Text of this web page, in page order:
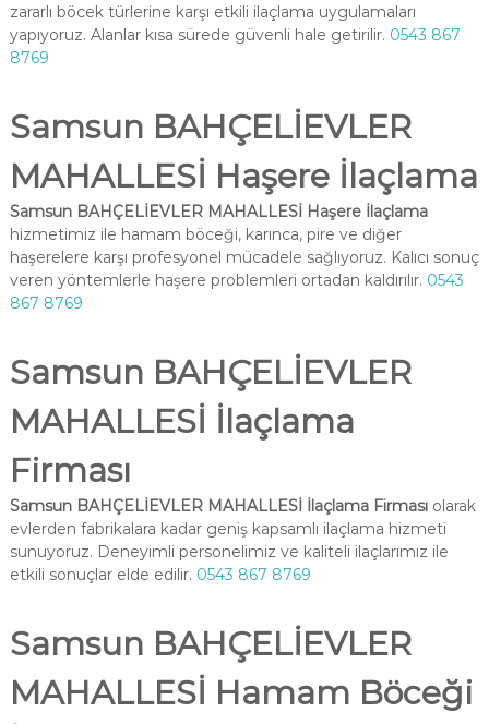
zararlı böcek türlerine karşı etkili ilaçlama uygulamaları
yapıyoruz. Alanlar kısa sürede güvenli hale getirilir. 0543 867
8769
Samsun BAHÇELİEVLER
MAHALLESİ Haşere İlaçlama
Samsun BAHÇELİEVLER MAHALLESİ Haşere İlaçlama
hizmetimiz ile hamam böceği, karınca, pire ve diğer
haşerelere karşı profesyonel mücadele sağlıyoruz. Kalıcı sonuç
veren yöntemlerle haşere problemleri ortadan kaldırılır. 0543
867 8769
Samsun BAHÇELİEVLER
MAHALLESİ İlaçlama
Firması
Samsun BAHÇELİEVLER MAHALLESİ İlaçlama Firmasıolarak
evlerden fabrikalara kadar geniş kapsamlı ilaçlama hizmeti
sunuyoruz. Deneyimli personelimiz ve kaliteli ilaçlarımız ile
etkili sonuçlar elde edilir. 0543 867 8769
Samsun BAHÇELİEVLER
MAHALLESİ Hamam Böceği